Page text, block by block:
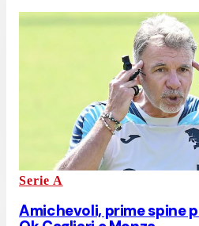
Serie A
Amichevoli, prime spine